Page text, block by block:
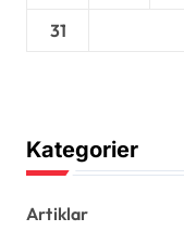
31
Kategorier
Artiklar